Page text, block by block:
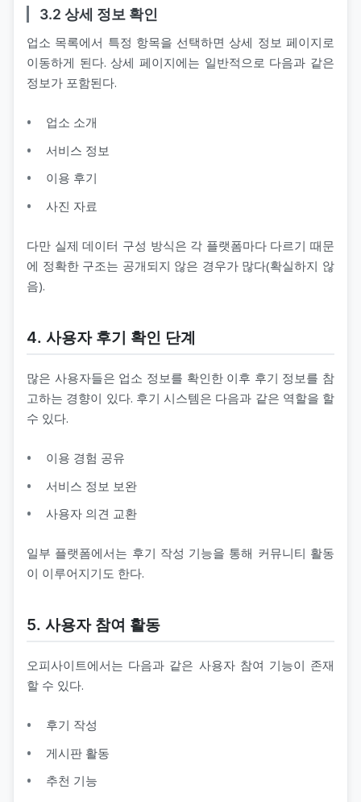
3.2 상세 정보 확인
업소 목록에서 특정 항목을 선택하면 상세 정보 페이지로
이동하게 된다. 상세 페이지에는 일반적으로 다음과 같은
정보가 포함된다.
업소 소개
서비스 정보
이용 후기
사진 자료
다만 실제 데이터 구성 방식은 각 플랫폼마다 다르기 때문
에 정확한 구조는 공개되지 않은 경우가 많다(확실하지 않
음).
4. 사용자 후기 확인 단계
많은 사용자들은 업소 정보를 확인한 이후 후기 정보를 참
고하는 경향이 있다. 후기 시스템은 다음과 같은 역할을 할
수 있다.
이용 경험 공유
서비스 정보 보완
사용자 의견 교환
일부 플랫폼에서는 후기 작성 기능을 통해 커뮤니티 활동
이 이루어지기도 한다.
5. 사용자 참여 활동
오피사이트에서는 다음과 같은 사용자 참여 기능이 존재
할 수 있다.
후기 작성
게시판 활동
추천 기능